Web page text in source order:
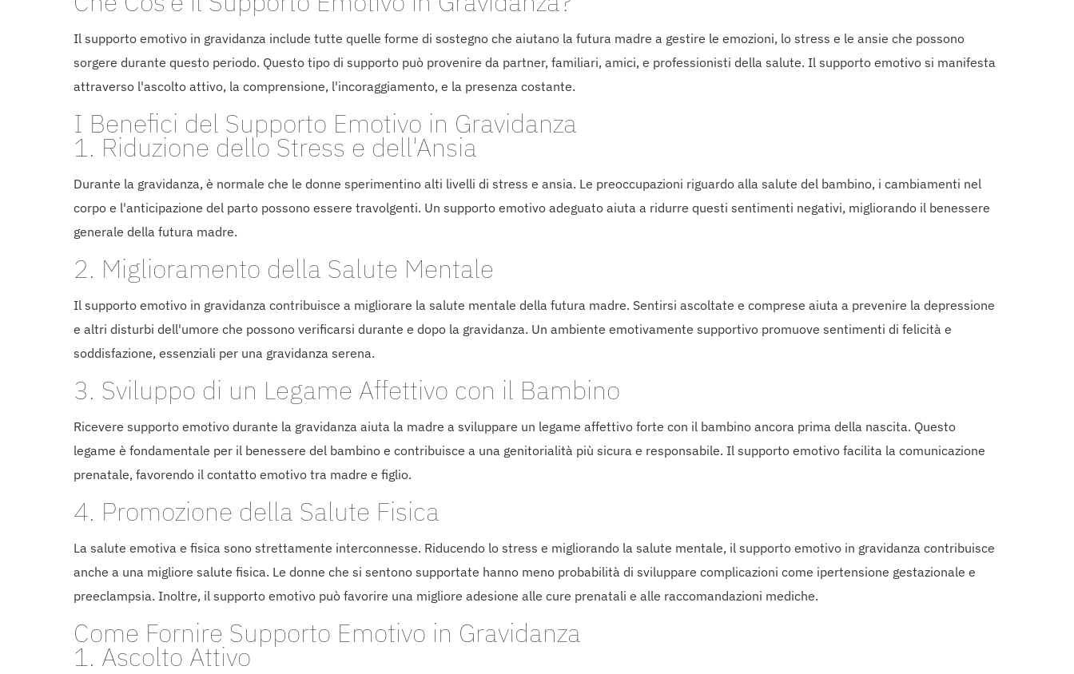
Il supporto emotivo in gravidanza include tutte quelle forme di sostegno che aiutano la futura madre a gestire le emozioni, lo stress e le ansie che possono
sorgere durante questo periodo. Questo tipo di supporto può provenire da partner, familiari, amici, e professionisti della salute. Il supporto emotivo si manifesta
attraverso l'ascolto attivo, la comprensione, l'incoraggiamento, e la presenza costante.
I Benefici del Supporto Emotivo in Gravidanza
1. Riduzione dello Stress e dell'Ansia
Durante la gravidanza, è normale che le donne sperimentino alti livelli di stress e ansia. Le preoccupazioni riguardo alla salute del bambino, i cambiamenti nel
corpo e l'anticipazione del parto possono essere travolgenti. Un supporto emotivo adeguato aiuta a ridurre questi sentimenti negativi, migliorando il benessere
generale della futura madre.
2. Miglioramento della Salute Mentale
Il supporto emotivo in gravidanza contribuisce a migliorare la salute mentale della futura madre. Sentirsi ascoltate e comprese aiuta a prevenire la depressione
e altri disturbi dell'umore che possono verificarsi durante e dopo la gravidanza. Un ambiente emotivamente supportivo promuove sentimenti di felicità e
soddisfazione, essenziali per una gravidanza serena.
3. Sviluppo di un Legame Affettivo con il Bambino
Ricevere supporto emotivo durante la gravidanza aiuta la madre a sviluppare un legame affettivo forte con il bambino ancora prima della nascita. Questo
legame è fondamentale per il benessere del bambino e contribuisce a una genitorialità più sicura e responsabile. Il supporto emotivo facilita la comunicazione
prenatale, favorendo il contatto emotivo tra madre e figlio.
4. Promozione della Salute Fisica
La salute emotiva e fisica sono strettamente interconnesse. Riducendo lo stress e migliorando la salute mentale, il supporto emotivo in gravidanza contribuisce
anche a una migliore salute fisica. Le donne che si sentono supportate hanno meno probabilità di sviluppare complicazioni come ipertensione gestazionale e
preeclampsia. Inoltre, il supporto emotivo può favorire una migliore adesione alle cure prenatali e alle raccomandazioni mediche.
Come Fornire Supporto Emotivo in Gravidanza
1. Ascolto Attivo